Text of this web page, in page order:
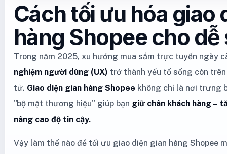
Cách tối ưu hóa giao
hàng Shopee cho
Trong năm 2025, xu hướng mua sắm trực tuyến ngày
nghiệm người dùng (UX) trở thành yếu tố sống còn
tử. Giao diện gian hàng Shopee không chỉ là nơi trưng
"bộ mặt thương hiệu" giúp bạn giữ chân khách hàng –
nâng cao độ tin cậy.
Vậy làm thế nào để tối ưu giao diện gian hàng Shopee